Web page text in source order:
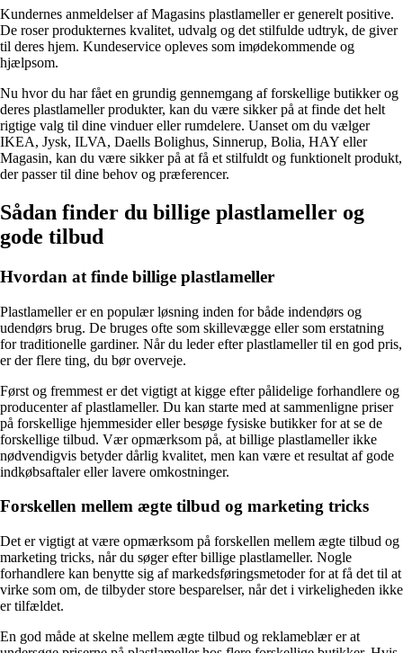
Kundernes anmeldelser af Magasins plastlameller er generelt positive.
De roser produkternes kvalitet, udvalg og det stilfulde udtryk, de giver
til deres hjem. Kundeservice opleves som imødekommende og
hjælpsom.
Nu hvor du har fået en grundig gennemgang af forskellige butikker og
deres plastlameller produkter, kan du være sikker på at finde det helt
rigtige valg til dine vinduer eller rumdelere. Uanset om du vælger
IKEA, Jysk, ILVA, Daells Bolighus, Sinnerup, Bolia, HAY eller
Magasin, kan du være sikker på at få et stilfuldt og funktionelt produkt,
der passer til dine behov og præferencer.
Sådan finder du billige plastlameller og
gode tilbud
Hvordan at finde billige plastlameller
Plastlameller er en populær løsning inden for både indendørs og
udendørs brug. De bruges ofte som skillevægge eller som erstatning
for traditionelle gardiner. Når du leder efter plastlameller til en god pris,
er der flere ting, du bør overveje.
Først og fremmest er det vigtigt at kigge efter pålidelige forhandlere og
producenter af plastlameller. Du kan starte med at sammenligne priser
på forskellige hjemmesider eller besøge fysiske butikker for at se de
forskellige tilbud. Vær opmærksom på, at billige plastlameller ikke
nødvendigvis betyder dårlig kvalitet, men kan være et resultat af gode
indkøbsaftaler eller lavere omkostninger.
Forskellen mellem ægte tilbud og marketing tricks
Det er vigtigt at være opmærksom på forskellen mellem ægte tilbud og
marketing tricks, når du søger efter billige plastlameller. Nogle
forhandlere kan benytte sig af markedsføringsmetoder for at få det til at
virke som om, de tilbyder store besparelser, når det i virkeligheden ikke
er tilfældet.
En god måde at skelne mellem ægte tilbud og reklameblær er at